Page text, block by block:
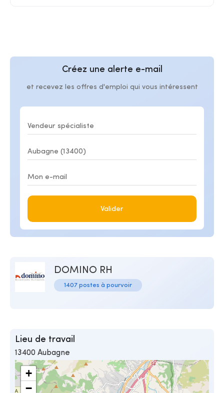
Créez une alerte e-mail
et recevez les offres d'emploi qui vous intéressent
Valider
DOMINO RH
1407 postes à pourvoir
Lieu de travail
13400 Aubagne
+
−